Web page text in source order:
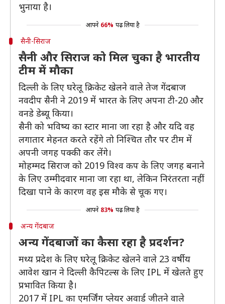
भुनाया है।
आपने 66% पढ़ लिया है
सैनी-सिराज
सैनी और सिराज को मिल चुका है भारतीय
टीम में मौका
दिल्ली के लिए घरेलू क्रिकेट खेलने वाले तेज गेंदबाज
नवदीप सैनी ने 2019 में भारत के लिए अपना टी-20 और
वनडे डेब्यू किया।
सैनी को भविष्य का स्टार माना जा रहा है और यदि वह
लगातार मेहनत करते रहेंगे तो निश्चित तौर पर टीम में
अपनी जगह पक्की कर लेंगे।
मोहम्मद सिराज को 2019 विश्व कप के लिए जगह बनाने
के लिए उम्मीदवार माना जा रहा था, लेकिन निरंतरता नहीं
दिखा पाने के कारण वह इस मौके से चूक गए।
आपने 83% पढ़ लिया है
अन्य गेंदबाज
अन्य गेंदबाजों का कैसा रहा है प्रदर्शन?
मध्य प्रदेश के लिए घरेलू क्रिकेट खेलने वाले 23 वर्षीय
आवेश खान ने दिल्ली कैपिटल्स के लिए IPL में खेलते हुए
प्रभावित किया है।
2017 में IPL का एमर्जिंग प्लेयर अवार्ड जीतने वाले